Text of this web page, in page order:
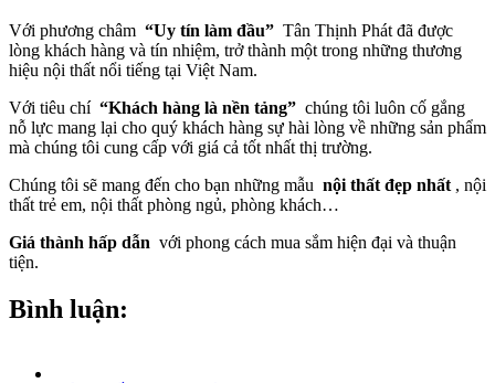
Với phương châm “Uy tín làm đầu” Tân Thịnh Phát đã được
lòng khách hàng và tín nhiệm, trở thành một trong những thương
hiệu nội thất nổi tiếng tại Việt Nam.
Với tiêu chí “Khách hàng là nền tảng” chúng tôi luôn cố gắng
nỗ lực mang lại cho quý khách hàng sự hài lòng về những sản phẩm
mà chúng tôi cung cấp với giá cả tốt nhất thị trường.
Chúng tôi sẽ mang đến cho bạn những mẫu nội thất đẹp nhất , nội
thất trẻ em, nội thất phòng ngủ, phòng khách…
Giá thành hấp dẫn với phong cách mua sắm hiện đại và thuận
tiện.
Bình luận: